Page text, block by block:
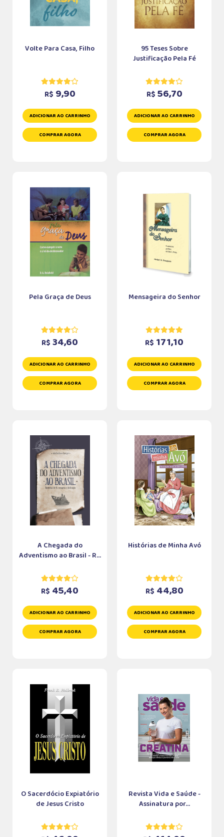
Volte Para Casa, Filho
R$ 9,90
ADICIONAR AO CARRINHO
COMPRAR AGORA
95 Teses Sobre
Justificação Pela Fé
R$ 56,70
ADICIONAR AO CARRINHO
COMPRAR AGORA
Pela Graça de Deus
R$ 34,60
ADICIONAR AO CARRINHO
COMPRAR AGORA
Mensageira do Senhor
R$ 171,10
ADICIONAR AO CARRINHO
COMPRAR AGORA
A Chegada do
Adventismo ao Brasil - R...
R$ 45,40
ADICIONAR AO CARRINHO
COMPRAR AGORA
Histórias de Minha Avó
R$ 44,80
ADICIONAR AO CARRINHO
COMPRAR AGORA
O Sacerdócio Expiatório
de Jesus Cristo
Revista Vida e Saúde -
Assinatura por...